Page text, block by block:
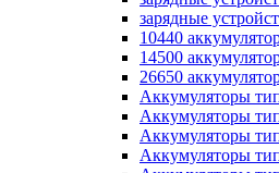
зарядные
10440
14500
26650
Аккумуляторы
Аккумуляторы
Аккумуляторы
Аккумуляторы